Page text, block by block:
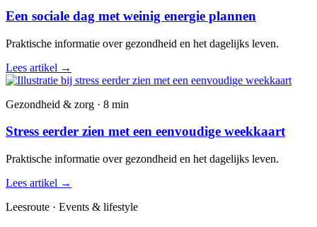
Een sociale dag met weinig energie plannen
Praktische informatie over gezondheid en het dagelijks leven.
Lees artikel →
Gezondheid & zorg · 8 min
Stress eerder zien met een eenvoudige weekkaart
Praktische informatie over gezondheid en het dagelijks leven.
Lees artikel →
Leesroute · Events & lifestyle